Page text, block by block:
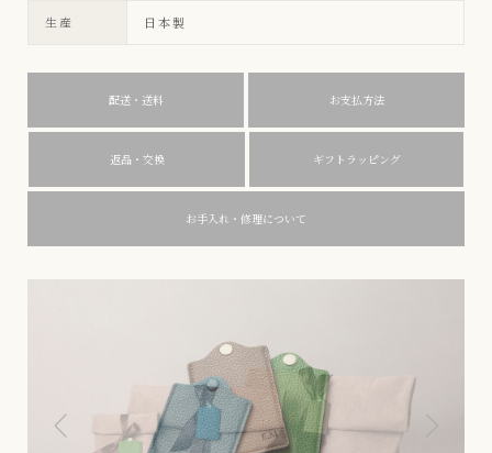
生産 日本製
配送・送料 お支払方法
返品・交換 ギフトラッピング
お手入れ・修理について